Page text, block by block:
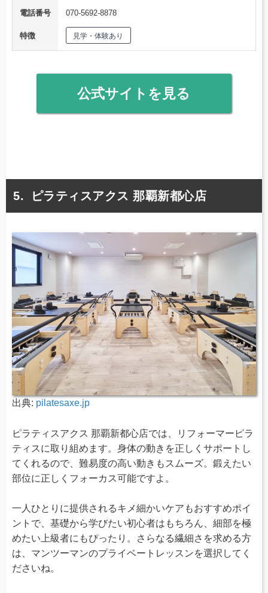
電話番号
070-5692-8878
特徴 見学・体験あり
公式サイトを見る
ピラティスアクス 那覇新都心店
出典: pilatesaxe.jp
ピラティスアクス 那覇新都心店では、リフォーマーピラ
ティスに取り組めます。身体の動きを正しくサポートし
てくれるので、難易度の高い動きもスムーズ。鍛えたい
部位に正しくフォーカス可能ですよ。
一人ひとりに提供されるキメ細かいケアもおすすめポイ
ントで、基礎から学びたい初心者はもちろん、細部を極
めたい上級者にもぴったり。さらなる繊細さを求める方
は、マンツーマンのプライベートレッスンを選択してく
ださいね。